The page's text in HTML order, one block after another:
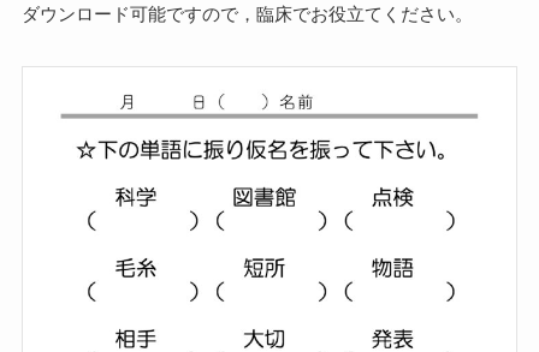
ダウンロード可能ですので，臨床でお役立てください。